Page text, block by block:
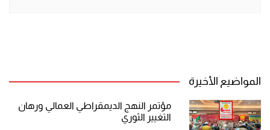
المواضيع الأخيرة
مؤتمر النهج الديمقراطي العمالي ورهان
التغيير الثوري